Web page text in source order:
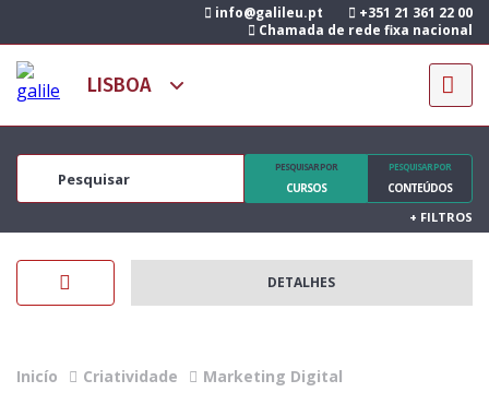
info@galileu.pt
+351 21 361 22 00
Chamada de rede fixa nacional
PESQUISAR POR
CURSOS
PESQUISAR POR
CONTEÚDOS
+ FILTROS
DETALHES
Inicío Criatividade Marketing Digital